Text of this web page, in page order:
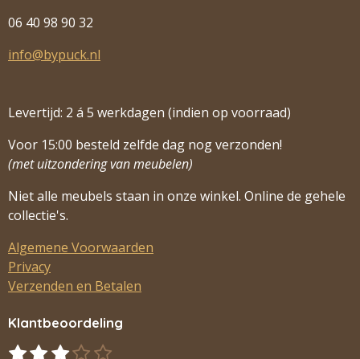
06 40 98 90 32
info@bypuck.nl
Levertijd: 2 á 5 werkdagen (indien op voorraad)
Voor 15:00 besteld zelfde dag nog verzonden!
(met uitzondering van meubelen)
Niet alle meubels staan in onze winkel. Online de gehele
collectie's.
Algemene Voorwaarden
Privacy
Verzenden en Betalen
Klantbeoordeling
R
1 2 3 4 5 S